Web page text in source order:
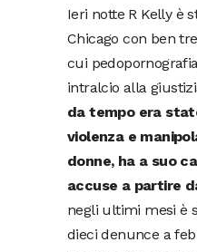
Ieri notte R Kelly è
Chicago con ben
cui
intralcio alla
da tempo era
violenza e
donne, ha a suo
accuse a partire
negli ultimi mesi è
dieci denunce a